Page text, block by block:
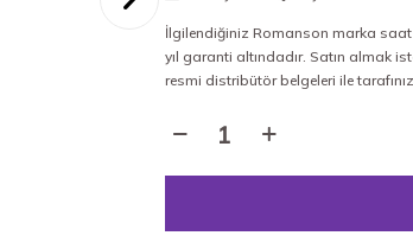
İlgilendiğiniz Romanson marka
yıl garanti altındadır. Satın almak
resmi distribütör belgeleri ile